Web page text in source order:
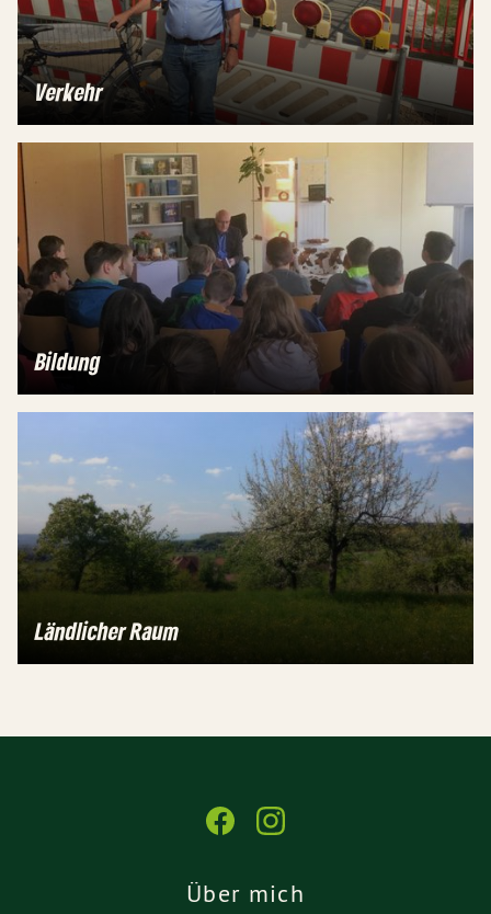
Verkehr
Bildung
Ländlicher Raum
Über mich